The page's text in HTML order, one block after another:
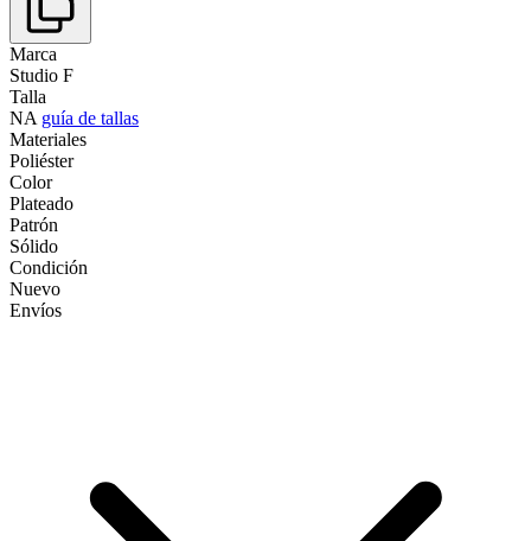
Marca
Studio F
Talla
NA guía de tallas
Materiales
Poliéster
Color
Plateado
Patrón
Sólido
Condición
Nuevo
Envíos